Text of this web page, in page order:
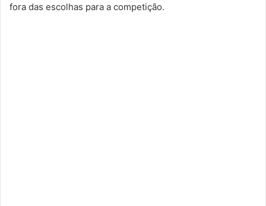
fora das escolhas para a competição.